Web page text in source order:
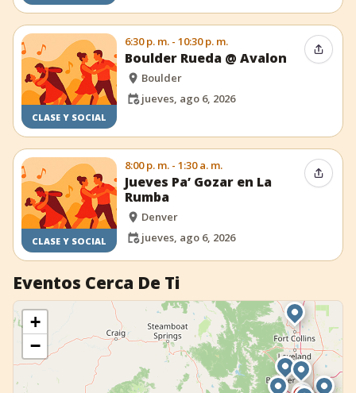
CLASE Y SOCIAL
6:30 p. m. - 10:30 p. m.
Boulder Rueda @ Avalon
Boulder
jueves, ago 6, 2026
CLASE Y SOCIAL
8:00 p. m. - 1:30 a. m.
Jueves Pa’ Gozar en La
Rumba
Denver
jueves, ago 6, 2026
Eventos Cerca De Ti
+
−